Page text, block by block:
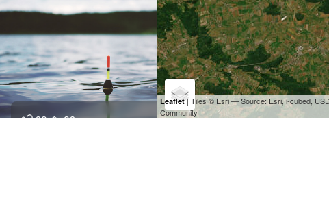
29 93 4.3
Leaflet| Tiles © Esri — Source: Esri, i-cubed,
Community